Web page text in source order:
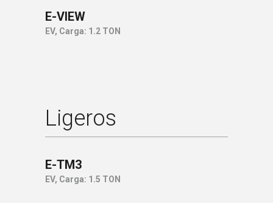
E-VIEW
EV, Carga: 1.2 TON
Ligeros
E-TM3
EV, Carga: 1.5 TON